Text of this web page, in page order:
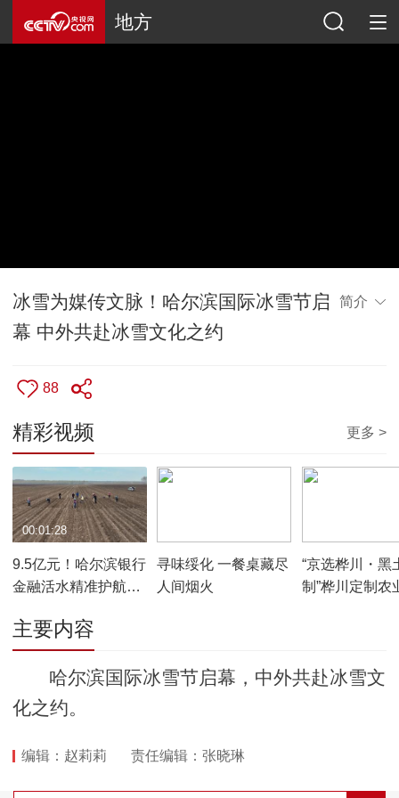
地方
冰雪为媒传文脉！哈尔滨国际冰雪节启
幕 中外共赴冰雪文化之约
简介
88
精彩视频 更多 >
9.5亿元！哈尔滨银行
金融活水精准护航春
00:01:28
寻味绥化 一餐桌藏尽
人间烟火
“京选桦川・黑
制”桦川定制农
主要内容
哈尔滨国际冰雪节启幕，中外共赴冰雪文
化之约。
编辑：赵莉莉 责任编辑：张晓琳